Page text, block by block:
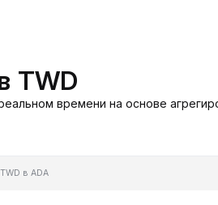
TWD
времени на основе
в ADA